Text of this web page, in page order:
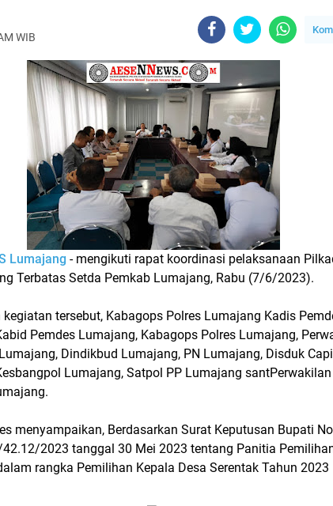
WIB
Lumajang - mengikuti rapat koordinasi pelaksanaan
Terbatas Setda Pemkab Lumajang, Rabu (7/6/2023).
tersebut, Kabagops Polres Lumajang Kadis
Pemdes Lumajang, Kabagops Polres Lumajang,
Dindikbud Lumajang, PN Lumajang, Disduk
Lumajang, Satpol PP Lumajang santPerwakilan
menyampaikan, Berdasarkan Surat Keputusan Bupati
2023 tanggal 30 Mei 2023 tentang Panitia
rangka Pemilihan Kepala Desa Serentak Tahun 2023